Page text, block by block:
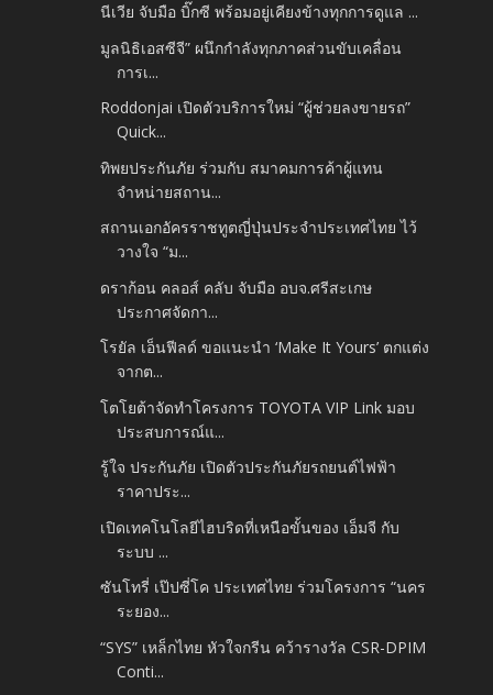
นีเวีย จับมือ บิ๊กซี พร้อมอยู่เคียงข้างทุกการดูแล ...
มูลนิธิเอสซีจี” ผนึกกำลังทุกภาคส่วนขับเคลื่อน
การเ...
Roddonjai เปิดตัวบริการใหม่ “ผู้ช่วยลงขายรถ”
Quick...
ทิพยประกันภัย ร่วมกับ สมาคมการค้าผู้แทน
จำหน่ายสถาน...
สถานเอกอัครราชทูตญี่ปุ่นประจำประเทศไทย ไว้
วางใจ “ม...
ดราก้อน คลอส์ คลับ จับมือ อบจ.ศรีสะเกษ
ประกาศจัดกา...
โรยัล เอ็นฟีลด์ ขอแนะนำ ‘Make It Yours’ ตกแต่ง
จากต...
โตโยต้าจัดทำโครงการ TOYOTA VIP Link มอบ
ประสบการณ์แ...
รู้ใจ ประกันภัย เปิดตัวประกันภัยรถยนต์ไฟฟ้า
ราคาประ...
เปิดเทคโนโลยีไฮบริดที่เหนือขั้นของ เอ็มจี กับ
ระบบ ...
ซันโทรี่ เป๊ปซี่โค ประเทศไทย ร่วมโครงการ “นคร
ระยอง...
“SYS” เหล็กไทย หัวใจกรีน คว้ารางวัล CSR-DPIM
Conti...